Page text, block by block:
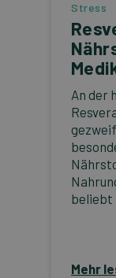
Stress
An der
beliebt
Mehr